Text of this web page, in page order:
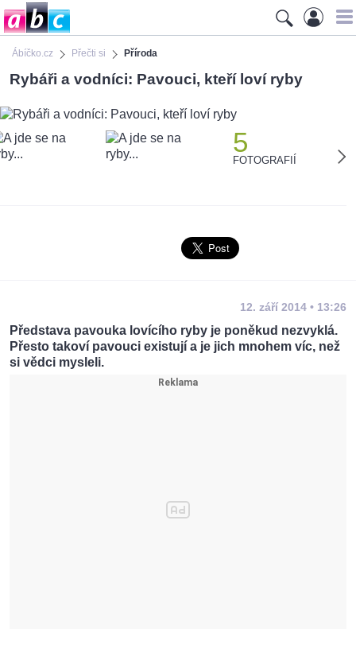
Ábíčko.cz Přečti si Příroda
Rybáři a vodníci: Pavouci, kteří loví ryby
5
FOTOGRAFIÍ
12. září 2014 • 13:26
Představa pavouka lovícího ryby je poněkud nezvyklá.
Přesto takoví pavouci existují a je jich mnohem víc, než
si vědci mysleli.